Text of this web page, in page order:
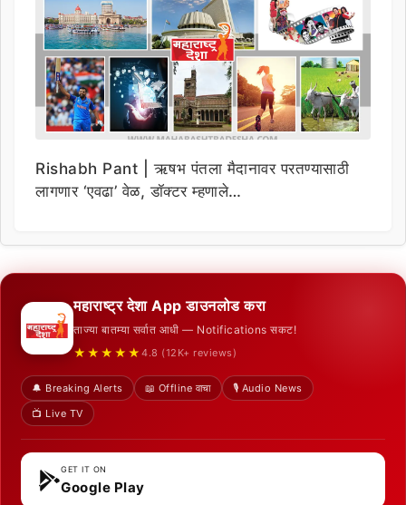
Rishabh Pant | ऋषभ पंतला मैदानावर परतण्यासाठी
लागणार ‘एवढा’ वेळ, डॉक्टर म्हणाले…
महाराष्ट्र देशा App डाउनलोड करा
ताज्या बातम्या सर्वात आधी — Notifications सकट!
★★★★★ 4.8 (12K+ reviews)
🔔 Breaking Alerts 📖 Offline वाचा
🎙️ Audio News
📺 Live TV
GET IT ON
Google Play